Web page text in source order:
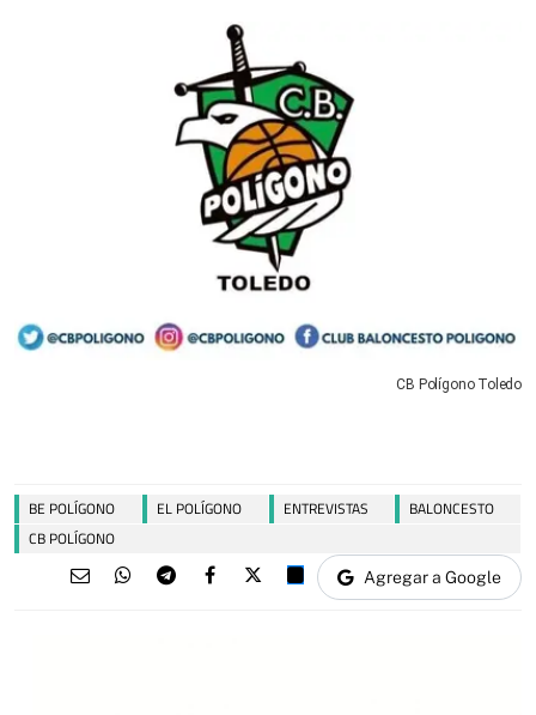
CB Polígono Toledo
BE POLÍGONO EL POLÍGONO ENTREVISTAS
BALONCESTO
CB POLÍGONO
Agregar a Google